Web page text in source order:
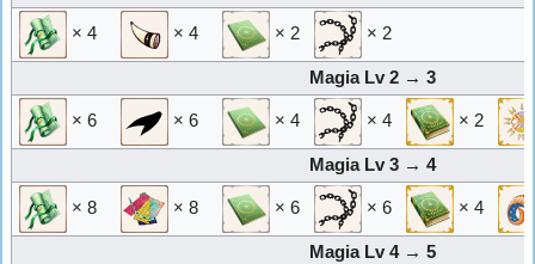
× 4 × 4 × 2 × 2
Magia Lv 2 → 3
× 6 × 6 × 4 × 4 × 2
Magia Lv 3 → 4
× 8 × 8 × 6 × 6 × 4
Magia Lv 4 → 5